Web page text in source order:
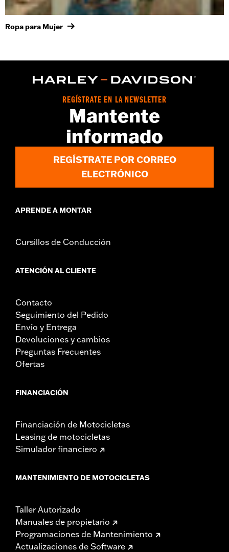
Ropa para Mujer
REGÍSTRATE EN LA NEWSLETTER
Mantente
informado
REGÍSTRATE POR CORREO
ELECTRÓNICO
APRENDE A MONTAR
Cursillos de Conducción
ATENCIÓN AL CLIENTE
Contacto
Seguimiento del Pedido
Envío y Entrega
Devoluciones y cambios
Preguntas Frecuentes
Ofertas
FINANCIACIÓN
Financiación de Motocicletas
Leasing de motocicletas
Simulador financiero
MANTENIMIENTO DE MOTOCICLETAS
Taller Autorizado
Manuales de propietario
Programaciones de Mantenimiento
Actualizaciones de Software